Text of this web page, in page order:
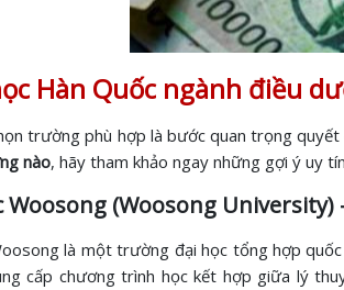
Hàn Quốc ngành điều
trường phù hợp là bước quan trọng
nào, hãy tham khảo ngay những gợi ý uy
(Woosong University)
là một trường đại học tổng hợp
cấp chương trình học kết hợp giữa lý